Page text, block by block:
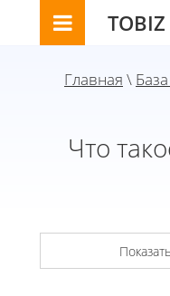
TOBIZ
Главная \
Что